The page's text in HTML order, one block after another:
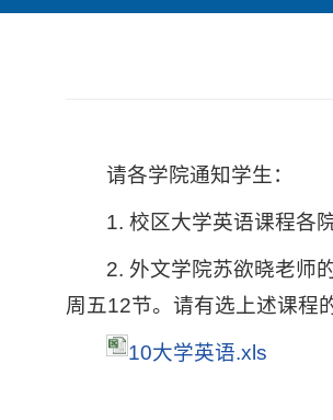
请各学院通知学生：
1. 校区大学英语课程各
2. 外文学院苏欲晓老师
周五12节。请有选上述课程
10大学英语.xls